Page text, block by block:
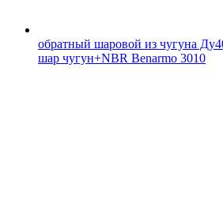
обратный шаровой из чугуна
шар чугун+NBR Benarmo 3010